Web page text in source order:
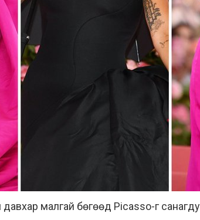
малгай бөгөөд Picasso-г